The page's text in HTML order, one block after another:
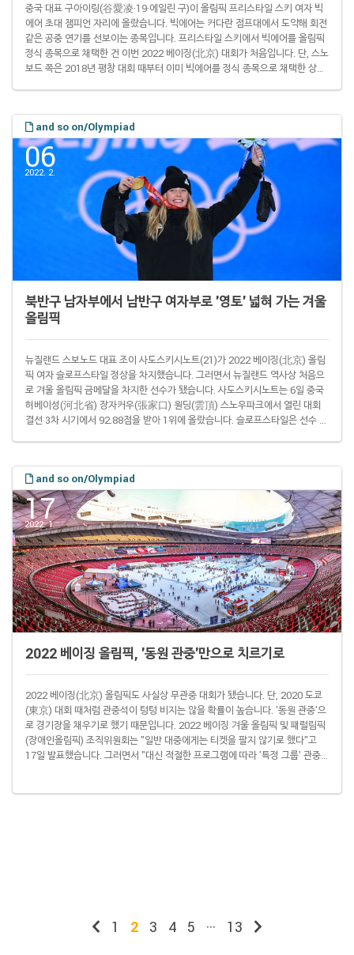
중국 대표 구아이링(谷愛凌·19·에일린 구)이 올림픽 프리스타일 스키 여자 빅
에어 초대 챔피언 자리에 올랐습니다. 빅에어는 커다란 점프대에서 도약해 회전
같은 공중 연기를 선보이는 종목입니다. 프리스타일 스키에서 빅에어를 올림픽
정식 종목으로 채택한 건 이번 2022 베이징(北京) 대회가 처음입니다. 단, 스노
보드 쪽은 2018년 평창 대회 때부터 이미 빅에어를 정식 종목으로 채택한 상태
1~3차 시기를 진행한 다음 최하점을 받은 한 차례 점수를 빼고 나머지 두 시기
점수를 합쳐 순위를 정합니다. 각 시기별 채점에는 심판 6명이 참가하며 가장 높
은 점..
and so on/Olympiad
06
2022. 2.
북반구 남자부에서 남반구 여자부로 '영토' 넓혀 가는 겨울
올림픽
뉴질랜드 스보노드 대표 조이 사도스키시노트(21)가 2022 베이징(北京) 올림
픽 여자 슬로프스타일 정상을 차지했습니다. 그러면서 뉴질랜드 역사상 처음으
로 겨울 올림픽 금메달을 차지한 선수가 됐습니다. 사도스키시노트는 6일 중국
허베이성(河北省) 장자커우(張家口) 원딩(雲頂) 스노우파크에서 열린 대회
결선 3차 시기에서 92.88점을 받아 1위에 올랐습니다. 슬로프스타일은 선수 한
점을 받은 줄리아 마리노(25·미국)에게 선두 자리를 내줬습니다. 그리고 마지막
3차 시기에 때 혼자서만 90점을 넘기면서 결국 가장 좋은 성적으로 이날 연기를
마쳤..
and so on/Olympiad
17
2022. 1.
2022 베이징 올림픽, '동원 관중'만으로 치르기로
2022 베이징(北京) 올림픽도 사실상 무관중 대회가 됐습니다. 단, 2020 도쿄
(東京) 대회 때처럼 관중석이 텅텅 비지는 않을 확률이 높습니다. '동원 관중'으
로 경기장을 채우기로 했기 때문입니다. 2022 베이징 겨울 올림픽 및 패럴림픽
(장애인올림픽) 조직위원회는 "일반 대중에게는 티켓을 팔지 않기로 했다"고
17일 발표했습니다. 그러면서 "대신 적절한 프로그램에 따라 '특정 그룹' 관중
1 2 3 4 5 ··· 13